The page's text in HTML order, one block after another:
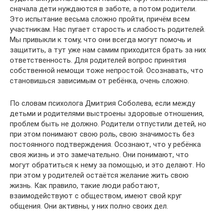
сначала дети нуждаются в заботе, а потом родители.
Это испытание весьма сложно пройти, причём всем
участникам. Нас пугает старость и слабость родителей.
Мы привыкли к тому, что они всегда могут помочь и
защитить, а тут уже нам самим приходится брать за них
ответственность. Для родителей вопрос принятия
собственной немощи тоже непростой. Осознавать, что
становишься зависимым от ребёнка, очень сложно.
По словам психолога Дмитрия Соболева, если между
детьми и родителями выстроены здоровые отношения,
проблем быть не должно. Родители отпустили детей, но
при этом понимают свою роль, свою значимость без
постоянного подтверждения. Осознают, что у ребёнка
своя жизнь и это замечательно. Они понимают, что
могут обратиться к нему за помощью, и это делают. Но
при этом у родителей остаётся желание жить свою
жизнь. Как правило, такие люди работают,
взаимодействуют с обществом, имеют свой круг
общения. Они активны, у них полно своих дел.